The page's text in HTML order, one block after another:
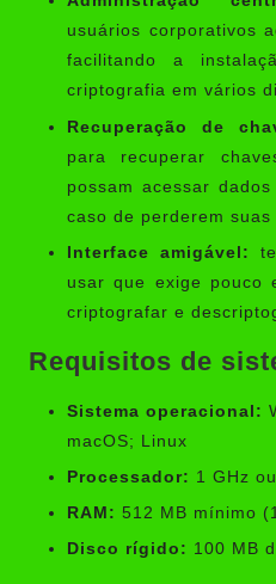
usuários corporativos
facilitando a
criptografia em vários
Recuperação de
para recuperar
possam acessar
caso de perderem suas
Interface amigável:
usar que exige pouco
criptografar e
Requisitos de
Sistema operacional:
macOS; Linux
Processador: 1 GHz
RAM: 512 MB mínimo
Disco rígido: 100 MB